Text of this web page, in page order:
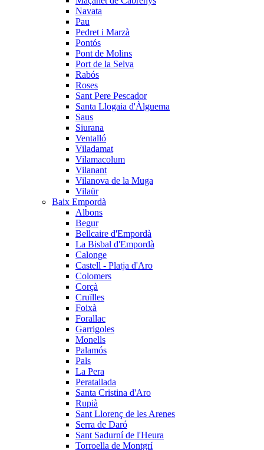
Navata
Pau
Pedret i Marzà
Pontós
Pont de Molins
Port de la Selva
Rabós
Roses
Sant Pere Pescador
Santa Llogaia d'Àlguema
Saus
Siurana
Ventalló
Viladamat
Vilamacolum
Vilanant
Vilanova de la Muga
Vilaür
Baix Empordà
Albons
Begur
Bellcaire d'Empordà
La Bisbal d'Empordà
Calonge
Castell - Platja d'Aro
Colomers
Corçà
Cruïlles
Foixà
Forallac
Garrigoles
Monells
Palamós
Pals
La Pera
Peratallada
Santa Cristina d'Aro
Rupià
Sant Llorenç de les Arenes
Serra de Daró
Sant Sadurní de l'Heura
Torroella de Montgrí